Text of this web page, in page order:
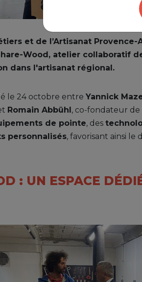
et de l’Artisanat
Wood, atelier collaboratif
dans l'artisanat régional.
le 24 octobre entre Yannick
Romain Abbühl, co-fondateur de
de pointe, des
personnalisés, favorisant ainsi
: UN ESPACE